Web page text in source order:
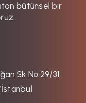
bütünsel bir
Sk No:29/31,
İstanbul